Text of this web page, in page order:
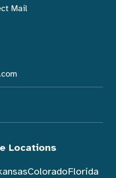
Mail
Locations
ColoradoFlorida